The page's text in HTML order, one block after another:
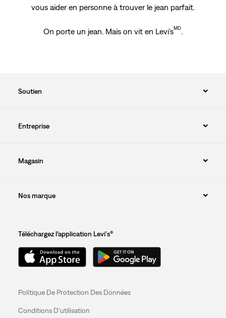
vous aider en personne à trouver le jean parfait.
On porte un jean. Mais on vit en Levi'sMD.
Soutien
Entreprise
Magasin
Nos marque
Téléchargez l’application Levi's®
Politique De Protection Des Données
Conditions D'utilisation